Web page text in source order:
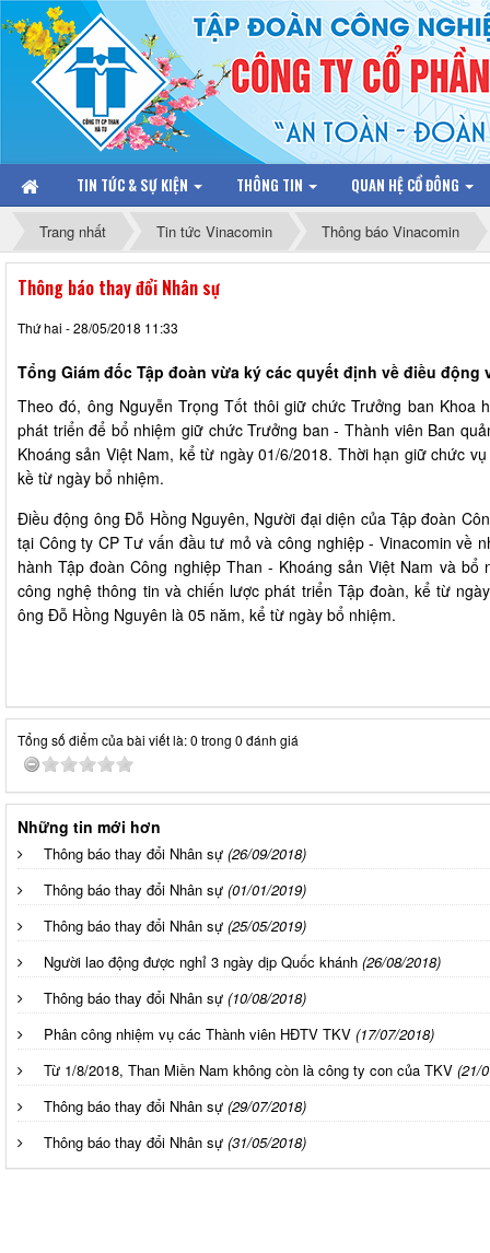
TIN TỨC & SỰ KIỆN THÔNG TIN QUAN HỆ CỔ ĐÔNG
Trang nhất Tin tức Vinacomin Thông báo Vinacomin
Thông báo thay đổi Nhân sự
Thứ hai - 28/05/2018 11:33
Tổng Giám đốc Tập đoàn vừa ký các quyết định về điều động
Theo đó, ông Nguyễn Trọng Tốt thôi giữ chức Trưởng ban Khoa
phát triển để bổ nhiệm giữ chức Trưởng ban - Thành viên Ban
Khoáng sản Việt Nam, kể từ ngày 01/6/2018. Thời hạn giữ chức
kề từ ngày bổ nhiệm.
Điều động ông Đỗ Hồng Nguyên, Người đại diện của Tập đoàn
tại Công ty CP Tư vấn đầu tư mỏ và công nghiệp - Vinacomin về
hành Tập đoàn Công nghiệp Than - Khoáng sản Việt Nam và
công nghệ thông tin và chiến lược phát triển Tập đoàn, kể từ
ông Đỗ Hồng Nguyên là 05 năm, kể từ ngày bổ nhiệm.
Tổng số điểm của bài viết là: 0 trong 0 đánh giá
Những tin mới hơn
Thông báo thay đổi Nhân sự (26/09/2018)
Thông báo thay đổi Nhân sự (01/01/2019)
Thông báo thay đổi Nhân sự (25/05/2019)
Người lao động được nghỉ 3 ngày dịp Quốc khánh (26/08/2018)
Thông báo thay đổi Nhân sự (10/08/2018)
Phân công nhiệm vụ các Thành viên HĐTV TKV (17/07/2018)
Từ 1/8/2018, Than Miền Nam không còn là công ty con của TKV (21/
Thông báo thay đổi Nhân sự (29/07/2018)
Thông báo thay đổi Nhân sự (31/05/2018)